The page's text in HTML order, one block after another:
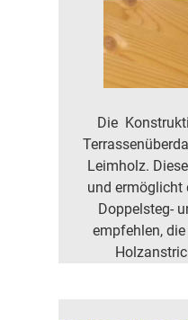
Die
Leimholz.
und ermöglicht
Doppelsteg-
empfehlen,